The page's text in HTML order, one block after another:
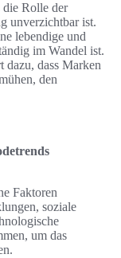
die Rolle der
unverzichtbar ist.
lebendige und
im Wandel ist.
dazu, dass Marken
den
Faktoren
soziale
um das